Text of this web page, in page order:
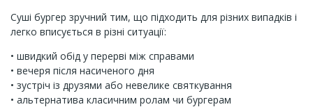
Суші бургер зручний тим, що підходить для різних випадків і
легко вписується в різні ситуації:
• швидкий обід у перерві між справами
• вечеря після насиченого дня
• зустріч із друзями або невелике святкування
• альтернатива класичним ролам чи бургерам